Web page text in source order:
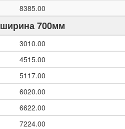
8385.00
ширина 700мм
3010.00
4515.00
5117.00
6020.00
6622.00
7224.00